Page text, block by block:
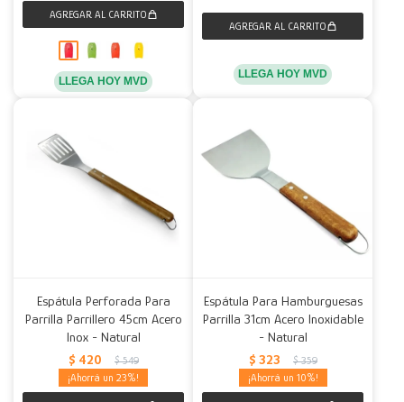
LLEGA HOY MVD
LLEGA HOY MVD
Espátula Perforada Para
Parrilla Parrillero 45cm Acero
Inox - Natural
$ 420 $ 549
23
Espátula Para Hamburguesas
Parrilla 31cm Acero Inoxidable
- Natural
$ 323 $ 359
10